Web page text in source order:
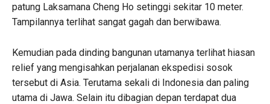
patung Laksamana Cheng Ho setinggi sekitar 10 meter.
Tampilannya terlihat sangat gagah dan berwibawa.
Kemudian pada dinding bangunan utamanya terlihat hiasan
relief yang mengisahkan perjalanan ekspedisi sosok
tersebut di Asia. Terutama sekali di Indonesia dan paling
utama di Jawa. Selain itu dibagian depan terdapat dua